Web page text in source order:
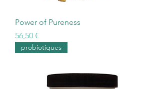
Power of Pureness
Prix
56,50 €
probiotiques